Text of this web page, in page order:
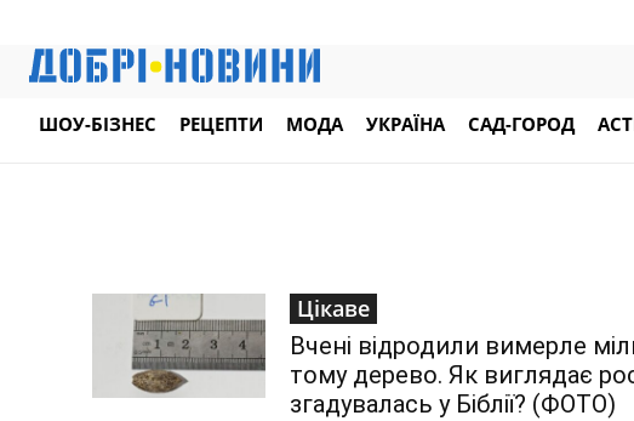
ШОУ-БІЗНЕС РЕЦЕПТИ МОДА УКРАЇНА САД-ГОРОД
Цікаве
Вчені відродили вимерле
тому дерево. Як виглядає
згадувалась у Біблії? (ФОТО)